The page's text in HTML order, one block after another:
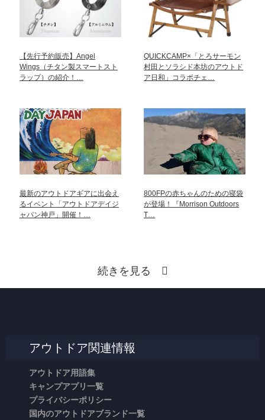
【先行予約販売】Angel
Wings（チタン製スマートスト
ラップ）の紹介！…
QUICKCAMP×「とろサーモン
村田とソラシド本坊のアウトド
ア日和」コラボチェ…
最新のアウトドアギアに出会え
るイベント「アウトドアデイジ
ャパン神戸」開催！…
800FPの赤ちゃんのための寝袋
が登場！『Morrison Outdoors
T…
続きを見る
アウトドア関連情報
アウトドア用語集
キャンプアプリ一覧
プライバシーポリシー
国内のアウトドアブランド一覧